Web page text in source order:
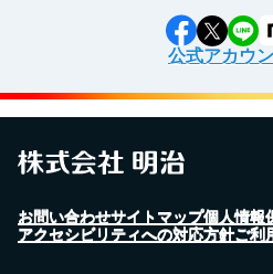
公式アカウ
お問い合わせサイトマップ個人情報
アクセシビリティへの対応方針ご利